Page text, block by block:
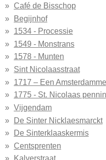
Café de Bisschop
Begijnhof
1534 - Processie
1549 - Monstrans
1578 - Munten
Sint Nicolaasstraat
1717 – Een
1775 - St. Nicolaas
Vijgendam
De Sinter Nicklaesmarckt
De Sinterklaaskermis
Centsprenten
Kalverstraat